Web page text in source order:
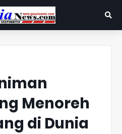
Menoreh
di Dunia